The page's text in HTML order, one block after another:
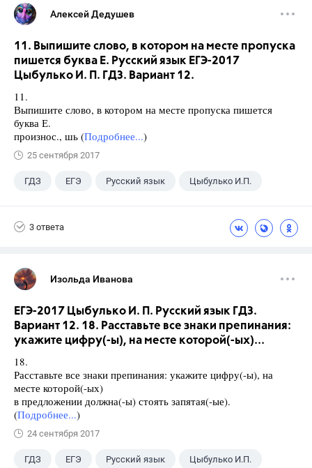
Алексей Дедушев
11. Выпишите слово, в котором на месте пропуска
пишется буква Е. Русский язык ЕГЭ-2017
Цыбулько И. П. ГДЗ. Вариант 12.
11.
Выпишите слово, в котором на месте пропуска пишется
буква Е.
произнос., шь (Подробнее...)
25 сентября 2017
ГДЗ ЕГЭ Русский язык Цыбулько И.П.
3 ответа
Изольда Иванова
ЕГЭ-2017 Цыбулько И. П. Русский язык ГДЗ.
Вариант 12. 18. Расставьте все знаки препинания:
укажите цифру(-ы), на месте которой(-ых)...
18.
Расставьте все знаки препинания: укажите цифру(-ы), на
месте которой(-ых)
в предложении должна(-ы) стоять запятая(-ые).
(Подробнее...)
24 сентября 2017
ГДЗ ЕГЭ Русский язык Цыбулько И.П.